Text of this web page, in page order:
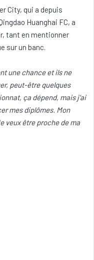
City, qui a depuis
Huanghai FC, a
tant en mentionner
sur un banc.
une chance et ils ne
peut-être quelques
ça dépend, mais j’ai
mes diplômes. Mon
veux être proche de ma